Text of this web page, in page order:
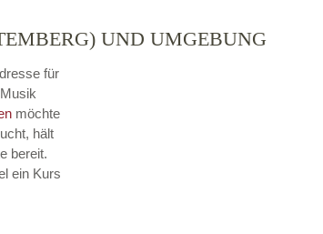
UND UMGEBUNG
für
möchte
hält
bereit.
ein Kurs